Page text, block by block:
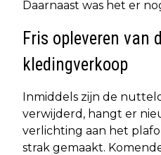
Daarnaast was het er
Fris opleveren van
kledingverkoop
Inmiddels zijn de
verwijderd, hangt er
verlichting aan het
strak gemaakt.